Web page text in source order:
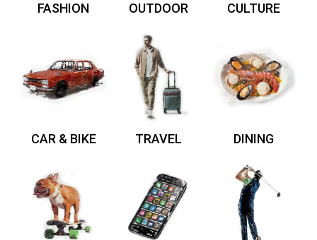
FASHION OUTDOOR CULTURE
CAR & BIKE TRAVEL DINING